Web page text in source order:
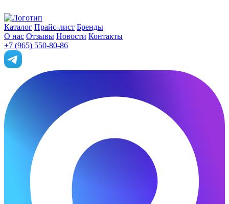
Каталог Прайс-лист Бренды
О нас Отзывы Новости Контакты
+7 (965) 550-80-86